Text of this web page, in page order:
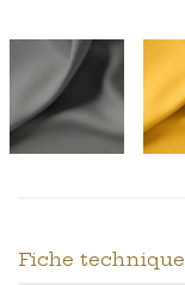
Fiche technique